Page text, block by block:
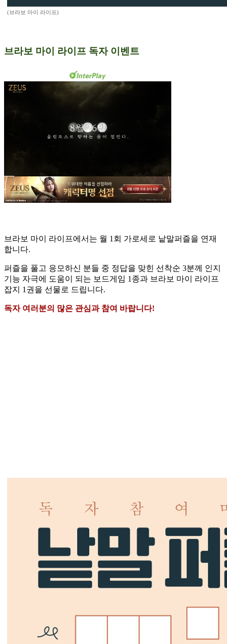
(브라보 마이 라이프)
브라보 마이 라이프 독자 이벤트
브라보 마이 라이프에서는 월 1회 가로세로 낱말퍼즐을 연재
합니다.
퍼즐을 풀고 응모하신 분들 중 정답을 맞힌 선착순 3분께 인지
기능 자극에 도움이 되는 보드게임 1종과 브라보 마이 라이프
잡지 1권을 선물로 드립니다.
독자 여러분의 많은 관심과 참여 바랍니다!